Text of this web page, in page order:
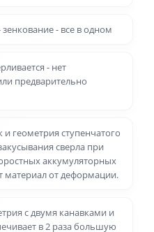
- все в одном
- нет
предварительно
геометрия ступенчатого
сверла при
аккумуляторных
материал от деформации.
с двумя канавками и
в 2 раза большую